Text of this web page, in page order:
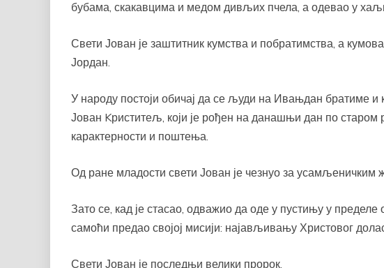
бубама, скакавцима и медом дивљих пчела, а одевао у
Свети Јован је заштитник кумства и побратимства, а
Јордан.
У народу постоји обичај да се људи на Ивањдан братиме и
Јован Kриститељ, који је рођен на данашњи дан по
карактерности и поштења.
Од ране младости свети Јован је чезнуо за усамљеничким
Зато се, кад је стасао, одважио да оде у пустињу у
самоћи предао својој мисији: најављивању Христовог
Свети Јован је последњи велики пророк.